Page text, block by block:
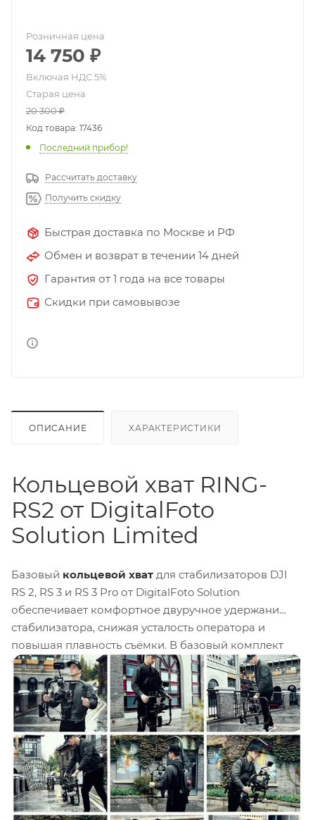
Розничная цена
14 750 ₽
Старая цена
20 300₽
Код товара: 17436
Последний прибор!
Рассчитать доставку
Получить скидку
Быстрая доставка по Москве и РФ
Обмен и возврат в течении 14 дней
Гарантия от 1 года на все товары
Скидки при самовывозе
ОПИСАНИЕ ХАРАКТЕРИСТИКИ
Кольцевой хват RING-
RS2 от DigitalFoto
Solution Limited
Базовый кольцевой хват для стабилизаторов DJI
RS 2, RS 3 и RS 3 Pro от DigitalFoto Solution
обеспечивает комфортное двуручное удержани
стабилизатора, снижая усталость оператора и
повышая плавность съёмки. В базовый комплект
входят:быстросъёмная площадка , адаптер
(крепления) Arri Rosette, кронштейн дляV-mount,
две съёмные опорные ножки и мягкий чехол для
транспортировки.